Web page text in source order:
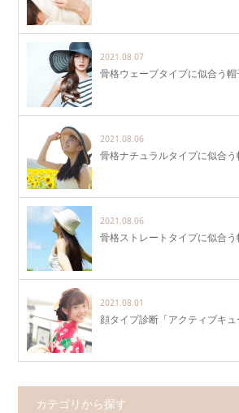
2021.08.07
骨格ウェーブタイプに似合う帽
2021.08.06
骨格ナチュラルタイプに似合
2021.08.06
骨格ストレートタイプに似合
2021.08.01
顔タイプ診断「アクティブキ
カテゴリから探す